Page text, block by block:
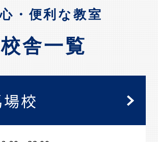
・便利な教室
校舎一覧
校